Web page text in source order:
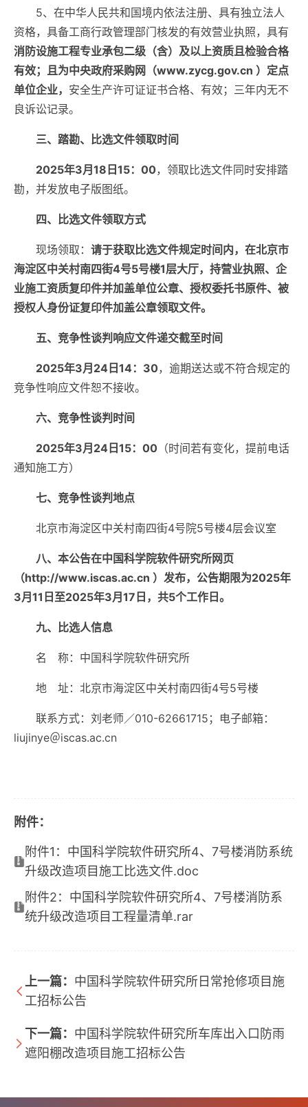
5、在中华人民共和国境内依法注册、具有独立法人
资格，具备工商行政管理部门核发的有效营业执照，具有
消防设施工程专业承包二级（含）及以上资质且检验合格
有效；且为中央政府采购网（www.zycg.gov.cn ）定点
单位企业， 安全生产许可证证书合格、有效；三年内无不
良诉讼记录。
三、踏勘、比选文件领取时间
2025年3月18日15：00，领取比选文件同时安排踏
勘，并发放电子版图纸。
四、比选文件领取方式
现场领取： 请于获取比选文件规定时间内，在北京市
海淀区中关村南四街4号5号楼1层大厅，持营业执照、企
业施工资质复印件并加盖单位公章、授权委托书原件、被
授权人身份证复印件加盖公章领取文件。
五、竞争性谈判响应文件递交截至时间
2025年3月24日14：30，逾期送达或不符合规定的
竞争性响应文件恕不接收。
六、竞争性谈判时间
2025年3月24日15：00 （时间若有变化，提前电话
通知施工方）
七、竞争性谈判地点
北京市海淀区中关村南四街4号院5号楼4层会议室
八、本公告在中国科学院软件研究所网页
（http://www.iscas.ac.cn ）发布，公告期限为2025年
3月11日至2025年3月17日，共5个工作日。
九、比选人信息
名 称：中国科学院软件研究所
地 址：北京市海淀区中关村南四街4号5号楼
联系方式：刘老师／010-62661715；电子邮箱：
liujinye＠iscas.ac.cn
附件：
附件1：中国科学院软件研究所4、7号楼消防系统
升级改造项目施工比选文件.doc
附件2：中国科学院软件研究所4、7号楼消防系
统升级改造项目工程量清单.rar
上一篇： 中国科学院软件研究所日常抢修项目施
工招标公告
下一篇： 中国科学院软件研究所车库出入口防雨
遮阳棚改造项目施工招标公告